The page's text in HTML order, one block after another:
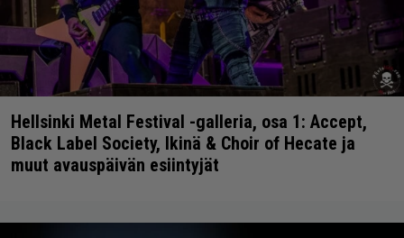
Hellsinki Metal Festival -galleria, osa 1: Accept,
Black Label Society, Ikinä & Choir of Hecate ja
muut avauspäivän esiintyjät